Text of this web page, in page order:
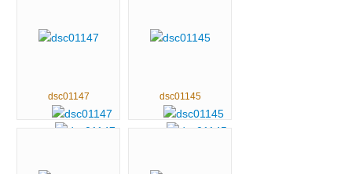
dsc01147 dsc01145